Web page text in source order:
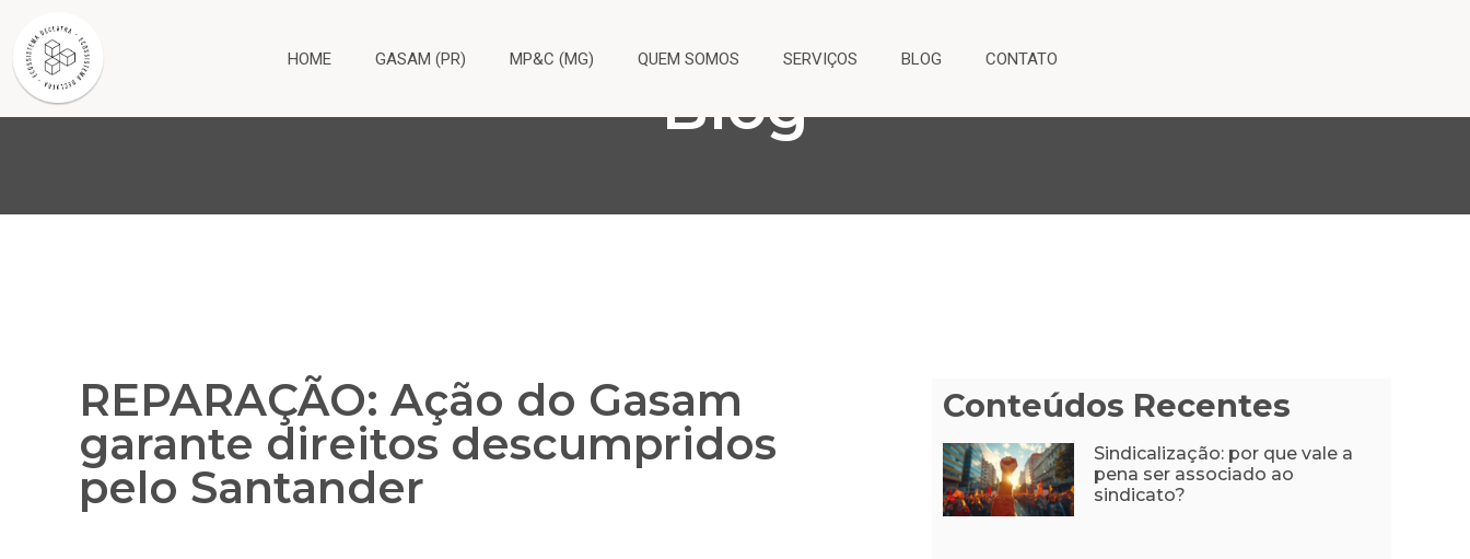
HOME GASAM (PR) MP&C (MG) QUEM SOMOS SERVIÇOS BLOG CONTATO
Blog
REPARAÇÃO: Ação do Gasam
garante direitos descumpridos
pelo Santander
Conteúdos Recentes
Sindicalização: por que vale a
pena ser associado ao
sindicato?